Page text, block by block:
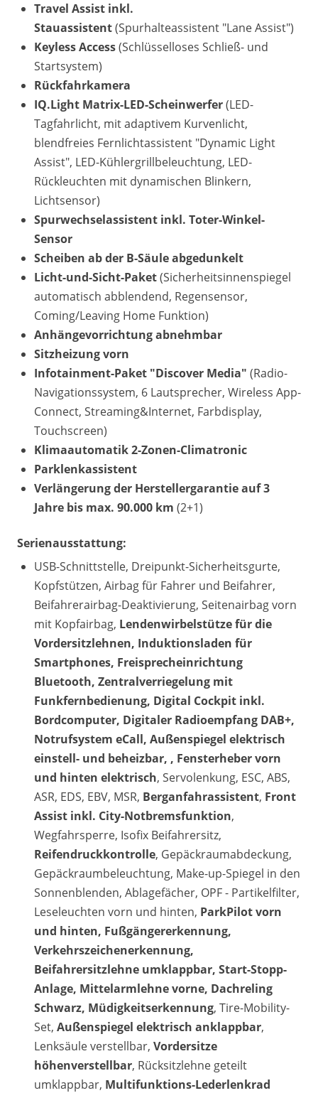
Travel Assist inkl.
Stauassistent(Spurhalteassistent "Lane Assist")
Keyless Access(Schlüsselloses Schließ- und
Startsystem)
Rückfahrkamera
IQ.Light Matrix-LED-Scheinwerfer(LED-
Tagfahrlicht, mit adaptivem Kurvenlicht,
blendfreies Fernlichtassistent "Dynamic Light
Assist", LED-Kühlergrillbeleuchtung, LED-
Rückleuchten mit dynamischen Blinkern,
Lichtsensor)
Spurwechselassistent inkl. Toter-Winkel-
Sensor
Scheiben ab der B-Säule abgedunkelt
Licht-und-Sicht-Paket(Sicherheitsinnenspiegel
automatisch abblendend, Regensensor,
Coming/Leaving Home Funktion)
Anhängevorrichtung abnehmbar
Sitzheizung vorn
Infotainment-Paket "Discover Media" (Radio-
Navigationssystem, 6 Lautsprecher, Wireless App-
Connect, Streaming&Internet, Farbdisplay,
Touchscreen)
Klimaautomatik 2-Zonen-Climatronic
Parklenkassistent
Verlängerung der Herstellergarantie auf 3
Jahre bis max. 90.000 km (2+1)
Serienausstattung:
USB-Schnittstelle, Dreipunkt-Sicherheitsgurte,
Kopfstützen, Airbag für Fahrer und Beifahrer,
Beifahrerairbag-Deaktivierung, Seitenairbag vorn
mit Kopfairbag, Lendenwirbelstütze für die
Vordersitzlehnen, Induktionsladen für
Smartphones, Freisprecheinrichtung
Bluetooth, Zentralverriegelung mit
Funkfernbedienung, Digital Cockpit inkl.
Bordcomputer, Digitaler Radioempfang DAB+,
Notrufsystem eCall, Außenspiegel elektrisch
einstell- und beheizbar, , Fensterheber vorn
und hinten elektrisch, Servolenkung, ESC, ABS,
ASR, EDS, EBV, MSR, Berganfahrassistent, Front
Assist inkl. City-Notbremsfunktion,
Wegfahrsperre, Isofix Beifahrersitz,
Reifendruckkontrolle, Gepäckraumabdeckung,
Gepäckraumbeleuchtung, Make-up-Spiegel in den
Sonnenblenden, Ablagefächer, OPF - Partikelfilter,
Leseleuchten vorn und hinten, ParkPilot vorn
und hinten, Fußgängererkennung,
Verkehrszeichenerkennung,
Beifahrersitzlehne umklappbar, Start-Stopp-
Anlage, Mittelarmlehne vorne, Dachreling
Schwarz, Müdigkeitserkennung, Tire-Mobility-
Set, Außenspiegel elektrisch anklappbar,
Lenksäule verstellbar, Vordersitze
höhenverstellbar, Rücksitzlehne geteilt
umklappbar, Multifunktions-Lederlenkrad